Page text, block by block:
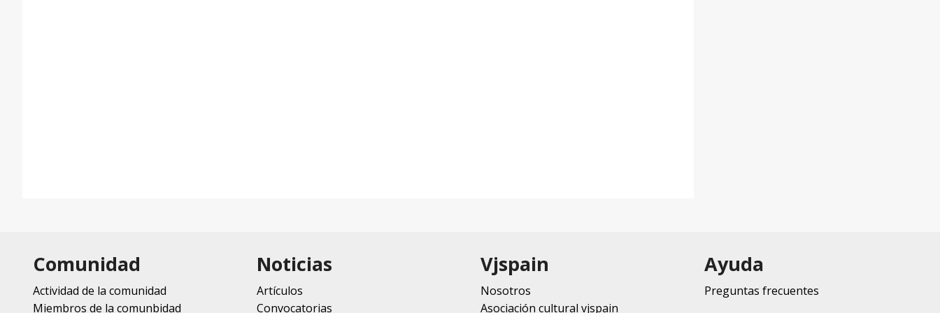
Comunidad
Actividad de la comunidad
Miembros de la comunbidad
Noticias
Artículos
Convocatorias
Vjspain
Nosotros
Asociación cultural vjspain
Ayuda
Preguntas frecuentes